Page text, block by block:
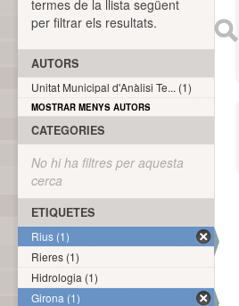
termes de la llista següent
per filtrar els resultats.
AUTORS
Unitat Municipal d'Anàlisi Te... (1)
MOSTRAR MENYS AUTORS
CATEGORIES
No hi ha filtres per aquesta
cerca
ETIQUETES
Rius (1)
Rieres (1)
Hidrologia (1)
Girona (1)